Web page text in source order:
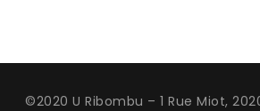
©2020 U Ribombu – 1 Rue Miot,